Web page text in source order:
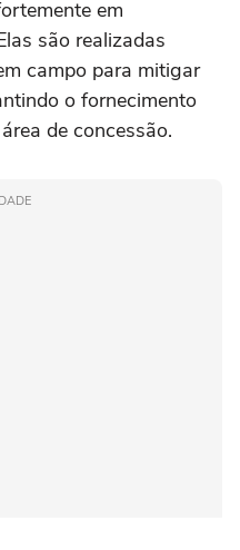
em
são realizadas
campo para mitigar
o fornecimento
de concessão.